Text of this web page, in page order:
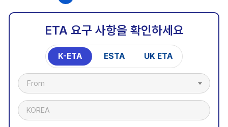
ETA 요구 사항을 확인하세요
K-ETA ESTA UK ETA
From
KOREA